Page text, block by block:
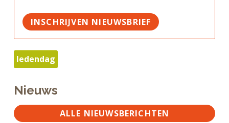
INSCHRIJVEN NIEUWSBRIEF
ledendag
Nieuws
ALLE NIEUWSBERICHTEN